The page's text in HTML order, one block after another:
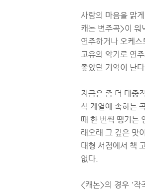
사람의 마음을 맑
캐논 변주곡>이 워
연주하거나 오케
고유의 악기로 연
좋았던 기억이 난
지금은 좀 더 대중
식 계열에 속하는
때 한 번씩 땡기는
래오래 그 깊은 맛
대형 서점에서 책
없다.
<캐논>의 경우 '작